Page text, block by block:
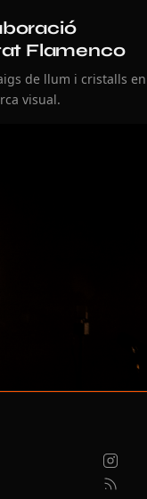
Flamenco
de llum i cristalls en
visual.